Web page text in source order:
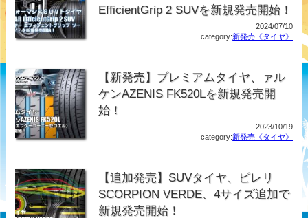
EfficientGrip 2 SUVを新規発売開始！
2024/07/10
category:新発売《タイヤ》
【新発売】プレミアムタイヤ、ァル
ケンAZENIS FK520Lを新規発売開
始！
2023/10/19
category:新発売《タイヤ》
【追加発売】SUVタイヤ、ピレリ
SCORPION VERDE、4サイズ追加で
新規発売開始！